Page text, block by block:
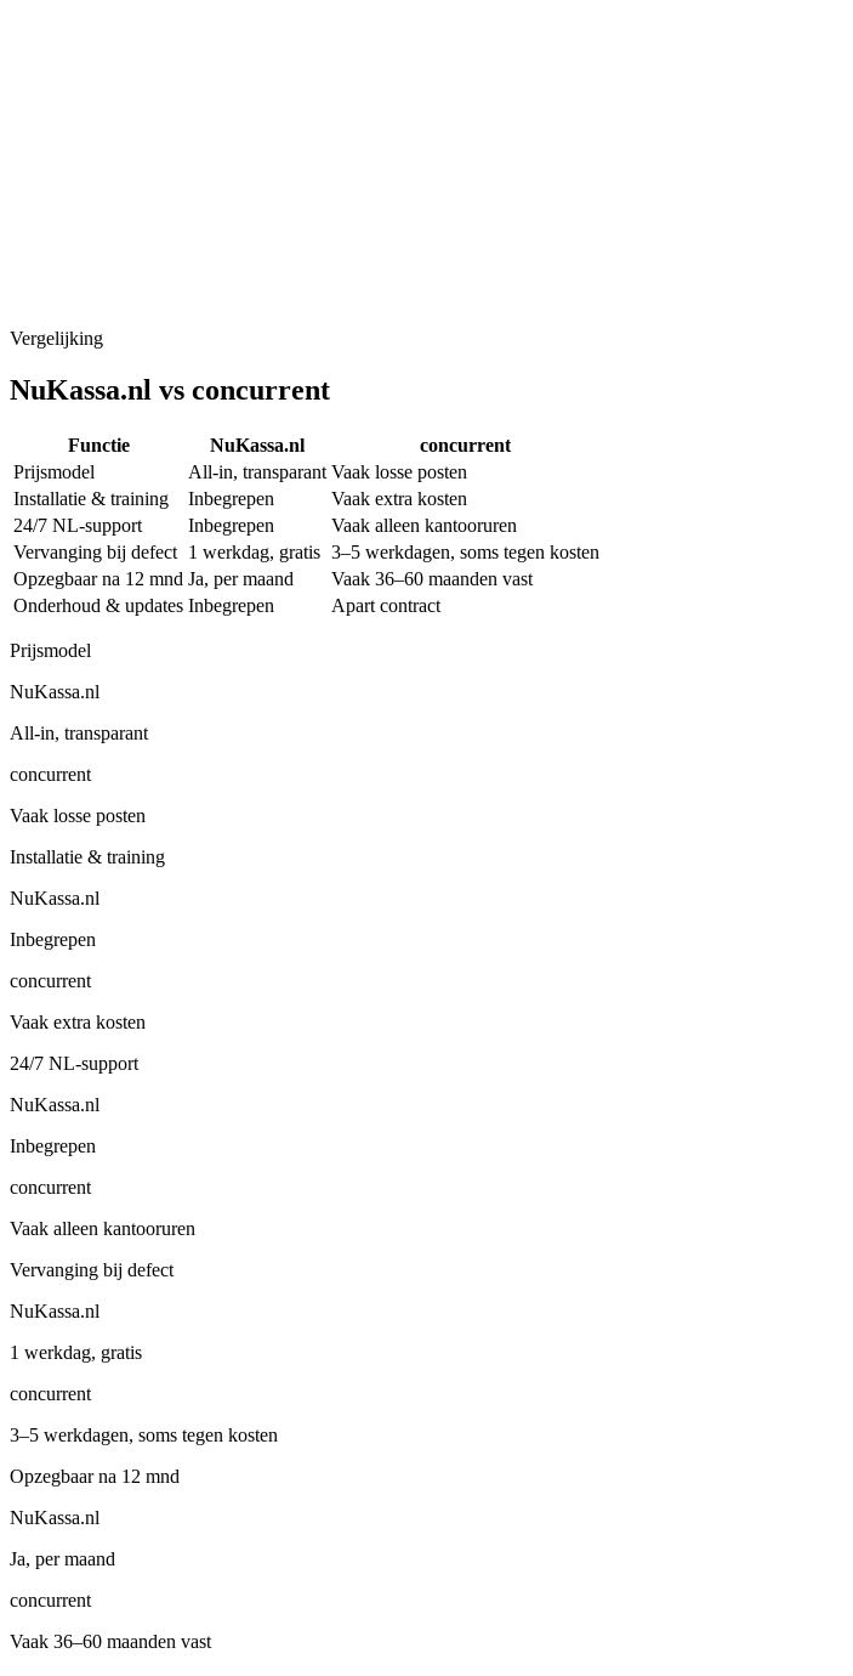
Vergelijking
NuKassa.nl vs concurrent
Functie NuKassa.nl
concurrent
Prijsmodel
All-in, transparant Vaak losse posten
Installatie & training
Inbegrepen
Vaak extra kosten
24/7 NL-support
Inbegrepen
Vaak alleen kantooruren
Vervanging bij defect 1 werkdag, gratis 3–5 werkdagen, soms tegen kosten
Opzegbaar na 12 mnd Ja, per maand
Vaak 36–60 maanden vast
Onderhoud & updates Inbegrepen Apart contract
Prijsmodel
NuKassa.nl
All-in, transparant
concurrent
Vaak losse posten
Installatie & training
NuKassa.nl
Inbegrepen
concurrent
Vaak extra kosten
24/7 NL-support
NuKassa.nl
Inbegrepen
concurrent
Vaak alleen kantooruren
Vervanging bij defect
NuKassa.nl
1 werkdag, gratis
concurrent
3–5 werkdagen, soms tegen kosten
Opzegbaar na 12 mnd
NuKassa.nl
Ja, per maand
concurrent
Vaak 36–60 maanden vast